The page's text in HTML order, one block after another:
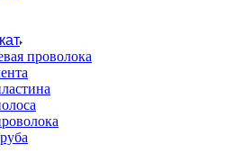
проволока